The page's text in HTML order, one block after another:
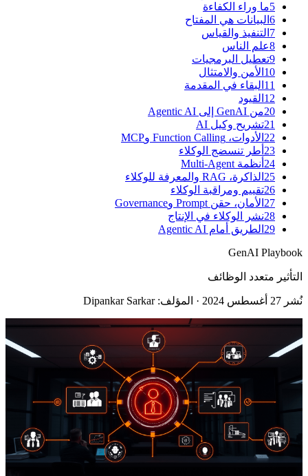
5ما وراء الكفاءة
6 البيانات هي المفتاح
7 التنفيذ والقياس
8علم الناس
9تعطيل البرمجيات
10 الأمن والامتثال
11 البقاء في المقدمة
12 القيود
20من GenAI إلى Agentic AI
21تشريح وكيل AI
22 الأدوات، Function Calling وMCP
23 أطر تنسضج الوكلاء
24 أنظمة Multi-Agent
25 الذاكرة، RAG والمعرفة للوكلاء
26تقييم ومراقبة الوكلاء
27 الأمان، حقن Prompt وGovernance
28نشر الوكلاء في الإنتاج
29 الطريق أمام Agentic AI
GenAI Playbook
التأثير متعدد الوظائف
نُشر 27 أغسطس 2024 · المؤلف: Dipankar Sarkar